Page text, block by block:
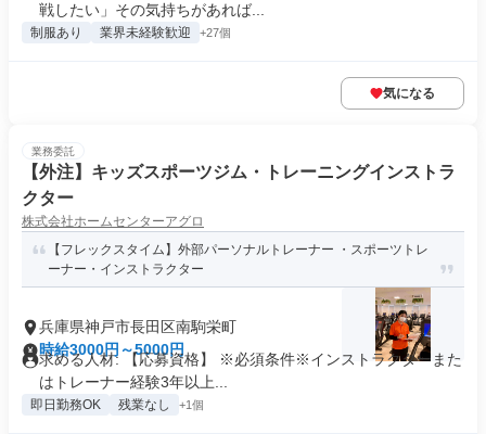
戦したい」その気持ちがあれば...
制服あり 業界未経験歓迎 +27個
気になる
業務委託
【外注】キッズスポーツジム・トレーニングインストラ
クター
株式会社ホームセンターアグロ
【フレックスタイム】外部パーソナルトレーナー ・スポーツトレ
ーナー・インストラクター
兵庫県神戸市長田区南駒栄町
時給3000円～5000円
求める人材: 【応募資格】 ※必須条件※インストラクターまた
はトレーナー経験3年以上...
即日勤務OK 残業なし +1個